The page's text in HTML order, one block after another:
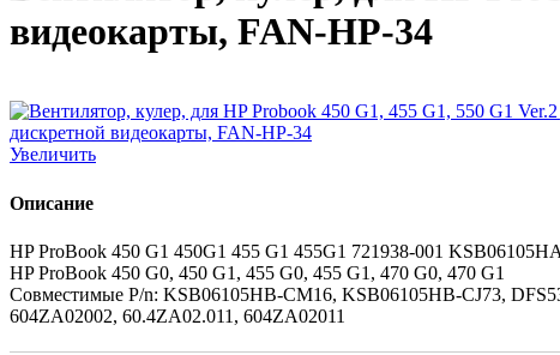
видеокарты, FAN-HP-34
Увеличить
Описание
HP ProBook 450 G1 450G1 455 G1 455G1 721938-001
HP ProBook 450 G0, 450 G1, 455 G0, 455 G1, 470 G0, 470 G1
Совместимые P/n: KSB06105HB-CM16, KSB06105HB-CJ73,
604ZA02002, 60.4ZA02.011, 604ZA02011